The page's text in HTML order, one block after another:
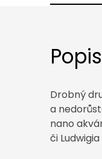
Drobný
a
nano
či Ludwigia